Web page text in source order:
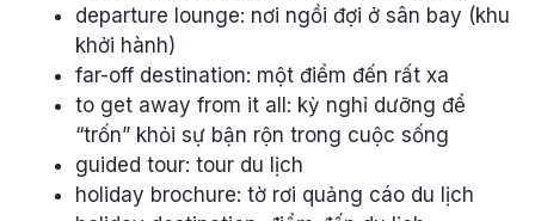
departure lounge: nơi ngồi đợi ở sân bay (khu
khởi hành)
far-off destination: một điểm đến rất xa
to get away from it all: kỳ nghỉ dưỡng để
“trốn” khỏi sự bận rộn trong cuộc sống
guided tour: tour du lịch
holiday brochure: tờ rơi quảng cáo du lịch